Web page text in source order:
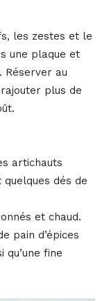
les zestes et le
une plaque et
Réserver au
plus de
artichauts
dés de
et chaud.
pain d’épices
qu’une fine